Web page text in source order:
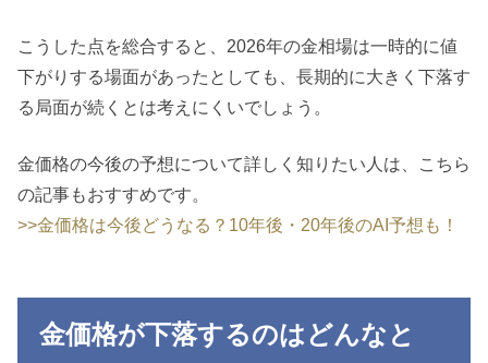
こうした点を総合すると、2026年の金相場は一時的に値
下がりする場面があったとしても、長期的に大きく下落す
る局面が続くとは考えにくいでしょう。
金価格の今後の予想について詳しく知りたい人は、こちら
の記事もおすすめです。
>>金価格は今後どうなる？10年後・20年後のAI予想も！
金価格が下落するのはどんなと